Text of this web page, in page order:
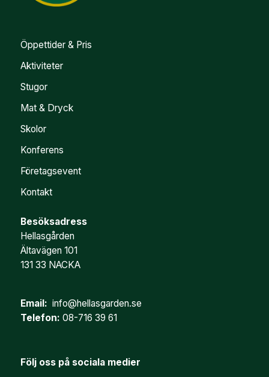
Öppettider & Pris
Aktiviteter
Stugor
Mat & Dryck
Skolor
Konferens
Företagsevent
Kontakt
Besöksadress
Hellasgården
Ältavägen 101
131 33 NACKA
Email: info@hellasgarden.se
Telefon: 08-716 39 61
Följ oss på sociala medier